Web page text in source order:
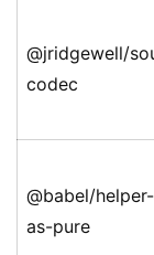
@jridgewell/
codec
@babel/
as-pure